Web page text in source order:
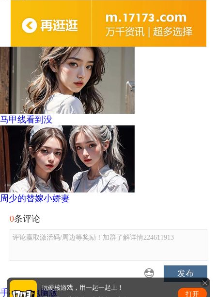
马甲线看到没
周少的替嫁小娇妻
0条评论
评论赢取激活码/周边等奖励！加群了解详情224611913
发布
手机版|电脑版
玩硬核游戏，用一起一起上！
打开